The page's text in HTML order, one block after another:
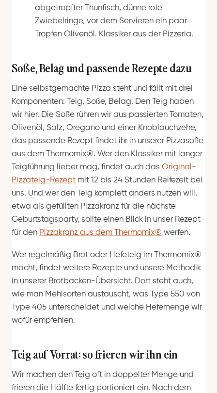
abgetropfter Thunfisch, dünne rote
Zwiebelringe, vor dem Servieren ein paar
Tropfen Olivenöl. Klassiker aus der Pizzeria.
Soße, Belag und passende Rezepte dazu
Eine selbstgemachte Pizza steht und fällt mit drei
Komponenten: Teig, Soße, Belag. Den Teig haben
wir hier. Die Soße rühren wir aus passierten Tomaten,
Olivenöl, Salz, Oregano und einer Knoblauchzehe,
das passende Rezept findet ihr in unserer Pizzasoße
aus dem Thermomix®. Wer den Klassiker mit langer
Teigführung lieber mag, findet auch das Original-
Pizzateig-Rezept mit 12 bis 24 Stunden Reifezeit bei
uns. Und wer den Teig komplett anders nutzen will,
etwa als gefüllten Pizzakranz für die nächste
Geburtstagsparty, sollte einen Blick in unser Rezept
für den Pizzakranz aus dem Thermomix® werfen.
Wer regelmäßig Brot oder Hefeteig im Thermomix®
macht, findet weitere Rezepte und unsere Methodik
in unserer Brotbacken-Übersicht. Dort steht auch,
wie man Mehlsorten austauscht, was Type 550 von
Type 405 unterscheidet und welche Hefemenge wir
wofür empfehlen.
Teig auf Vorrat: so frieren wir ihn ein
Wir machen den Teig oft in doppelter Menge und
frieren die Hälfte fertig portioniert ein. Nach dem